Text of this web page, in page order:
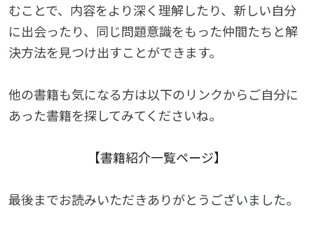
むことで、内容をより深く理解したり、新しい自分
に出会ったり、同じ問題意識をもった仲間たちと解
決方法を見つけ出すことができます。
他の書籍も気になる方は以下のリンクからご自分に
あった書籍を探してみてくださいね。
【書籍紹介一覧ページ】
最後までお読みいただきありがとうございました。